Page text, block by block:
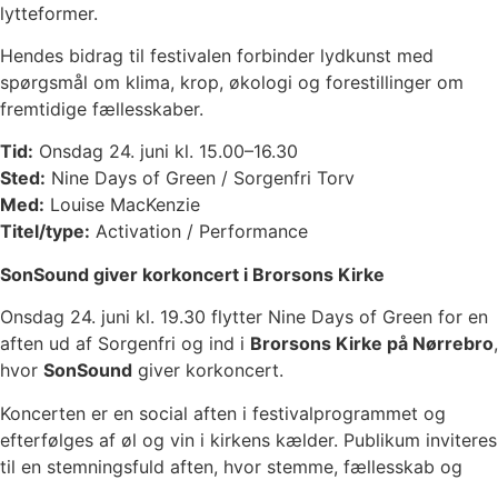
lytteformer.
Hendes bidrag til festivalen forbinder lydkunst med
spørgsmål om klima, krop, økologi og forestillinger om
fremtidige fællesskaber.
Tid: Onsdag 24. juni kl. 15.00–16.30
Sted: Nine Days of Green / Sorgenfri Torv
Med: Louise MacKenzie
Titel/type: Activation / Performance
SonSound giver korkoncert i Brorsons Kirke
Onsdag 24. juni kl. 19.30 flytter Nine Days of Green for en
aften ud af Sorgenfri og ind i Brorsons Kirke på Nørrebro,
hvor SonSound giver korkoncert.
Koncerten er en social aften i festivalprogrammet og
efterfølges af øl og vin i kirkens kælder. Publikum inviteres
til en stemningsfuld aften, hvor stemme, fællesskab og